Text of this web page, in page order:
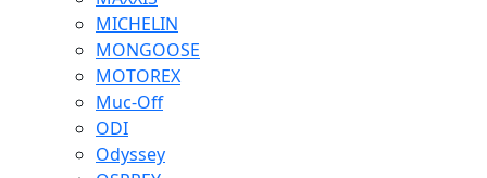
MICHELIN
MONGOOSE
MOTOREX
Muc-Off
ODI
Odyssey